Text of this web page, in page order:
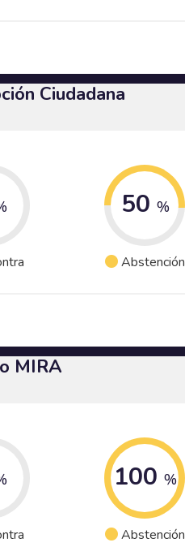
Ciudadana
50 %
Abstención
MIRA
100 %
Abstención